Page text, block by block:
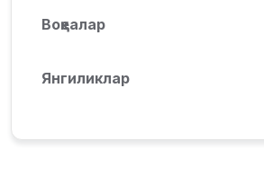
Воқеалар
Янгиликлар